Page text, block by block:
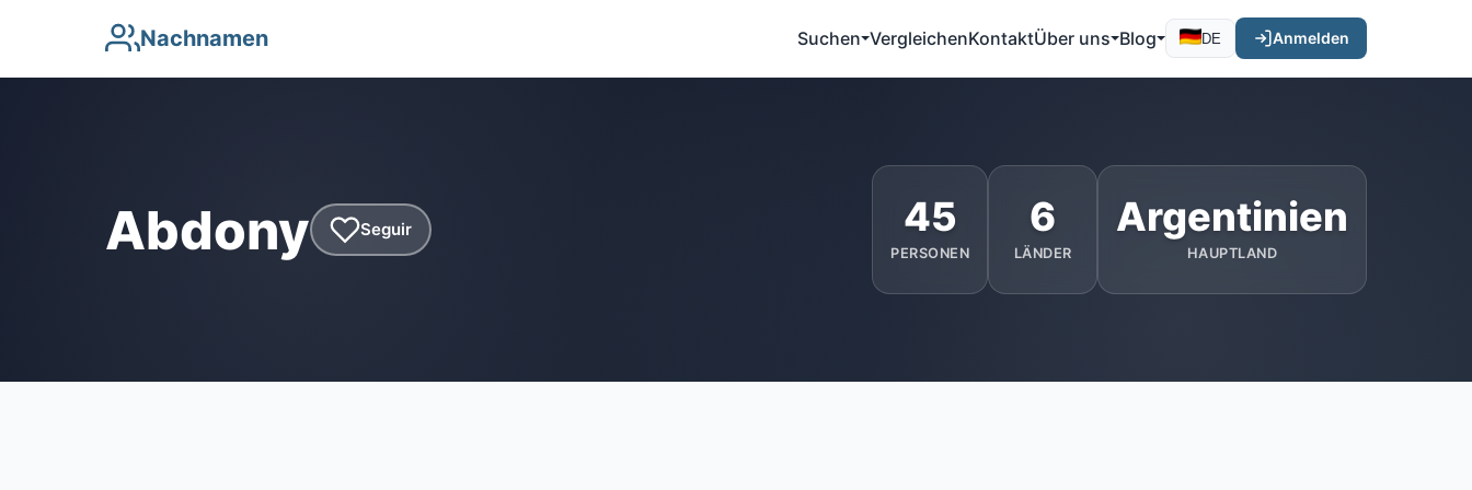
Nachnamen Suchen VergleichenKontaktÜber uns Blog DE Anmelden
Abdony Seguir 45
PERSONEN
6
LÄNDER
Argentinien
HAUPTLAND